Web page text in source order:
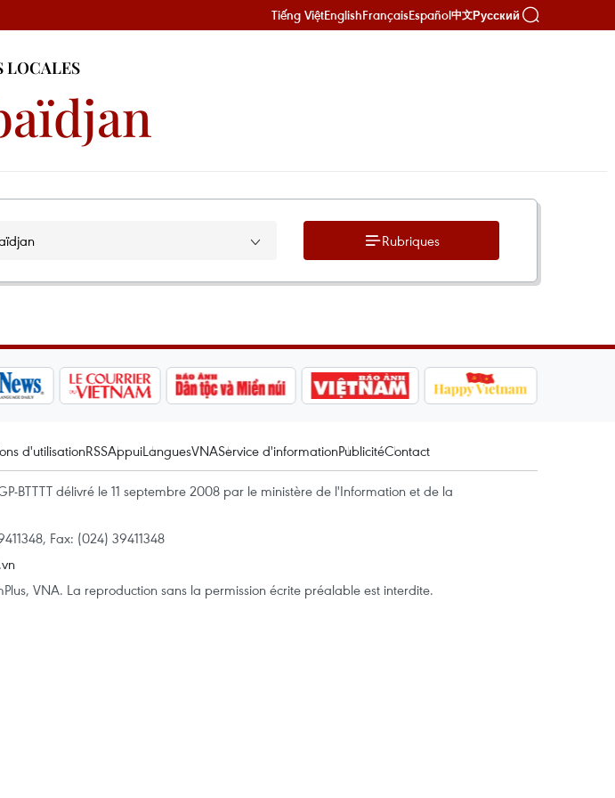
Tiếng ViệtEnglishFrançaisEspañol中文Русский
LOCALES
Rubriques
d'utilisationRSSAppuiLanguesVNAService d'informationPublicitéContact
BTTTT délivré le 11 septembre 2008 par le ministère de l'Information et de la
Fax: (024) 39411348
VNA. La reproduction sans la permission écrite préalable est interdite.